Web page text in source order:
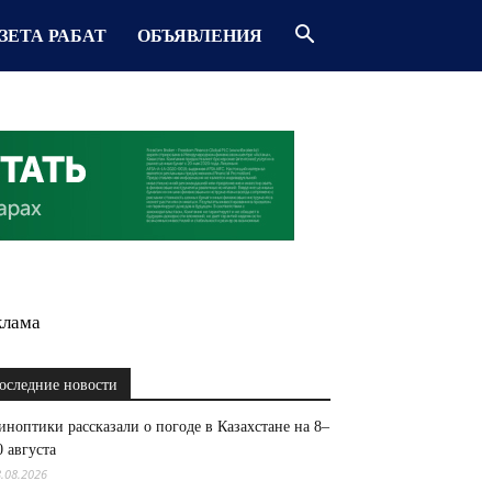
РАБАТ ОБЪЯВЛЕНИЯ
новости
рассказали о погоде в Казахстане на 8–
августа